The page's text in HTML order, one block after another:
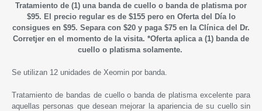
Tratamiento de (1) una banda de cuello o banda de platisma por
$95. El precio regular es de $155 pero en Oferta del Día lo
consigues en $95. Separa con $20 y paga $75 en la Clínica del Dr.
Corretjer en el momento de la visita. *Oferta aplica a (1) banda de
cuello o platisma solamente.
Se utilizan 12 unidades de Xeomin por banda.
Tratamiento de bandas de cuello o banda de platisma excelente para
aquellas personas que desean mejorar la apariencia de su cuello sin